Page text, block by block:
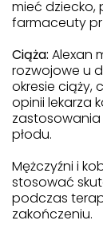
mieć dziecko,
farmaceuty
Ciąża: Alexan
rozwojowe u
okresie ciąży,
opinii lekarza
zastosowania
płodu.
Mężczyźni i
stosować
podczas
zakończeniu.